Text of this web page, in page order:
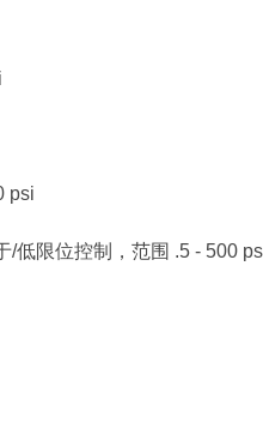
psi
/低限位控制，范围 .5 - 500